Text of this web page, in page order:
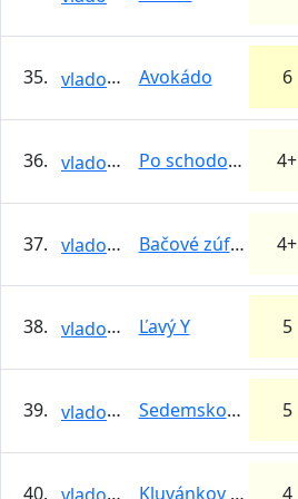
35. vlado83 Avokádo 6
36. vlado83 Po schodoch 4+
37. vlado83 Bačové zúfalstvo 4+
38. vlado83 Ľavý Y 5
39. vlado83 Sedemskobovka 5
40. Kluvánkov komín 4